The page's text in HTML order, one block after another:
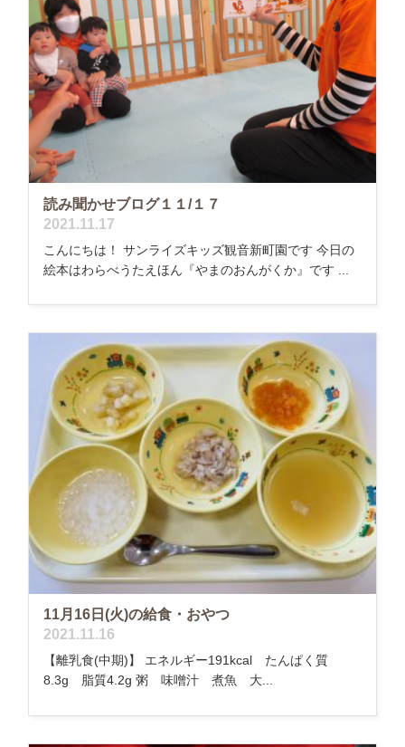
読み聞かせブログ１１/１７
2021.11.17
こんにちは！ サンライズキッズ観音新町園です 今日の
絵本はわらべうたえほん『やまのおんがくか』です ...
11月16日(火)の給食・おやつ
2021.11.16
【離乳食(中期)】 エネルギー191kcal たんぱく質
8.3g 脂質4.2g 粥 味噌汁 煮魚 大...